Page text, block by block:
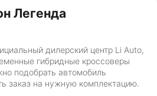
Легенда
дилерский центр Li Auto,
гибридные кроссоверы
подобрать автомобиль
заказ на нужную комплектацию.